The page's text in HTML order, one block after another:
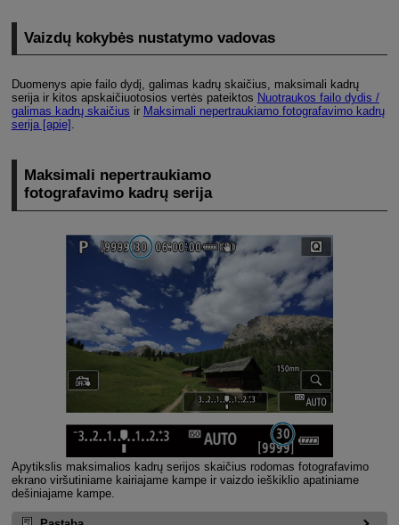
Vaizdų kokybės nustatymo vadovas
Duomenys apie failo dydį, galimas kadrų skaičius, maksimali kadrų
serija ir kitos apskaičiuotosios vertės pateiktos Nuotraukos failo dydis /
galimas kadrų skaičius ir Maksimali nepertraukiamo fotografavimo kadrų
serija [apie] .
Maksimali nepertraukiamo
fotografavimo kadrų serija
Apytikslis maksimalios kadrų serijos skaičius rodomas fotografavimo
ekrano viršutiniame kairiajame kampe ir vaizdo ieškiklio apatiniame
dešiniajame kampe.